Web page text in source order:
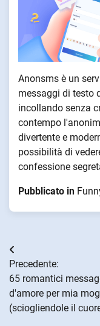
Anonsms è un
messaggi di testo
incollando senza
contempo
divertente e
possibilità di
confessione
Pubblicato in
Navigazione
articoli
Precedente:
65 romantici
d'amore per mia
(sciogliendole il